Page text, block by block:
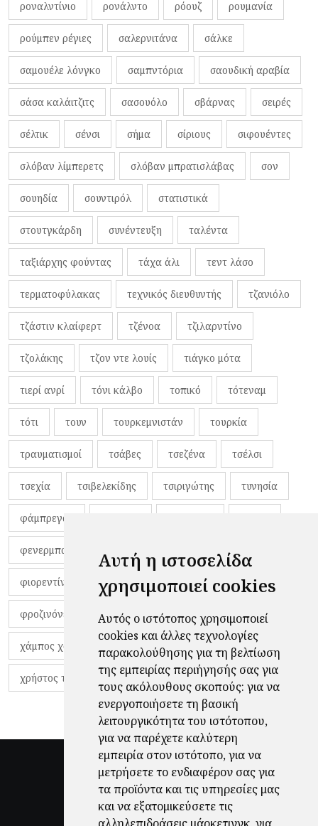
Αυτή η ιστοσελίδα
χρησιμοποιεί cookies
Αυτός ο ιστότοπος χρησιμοποιεί
cookies και άλλες τεχνολογίες
παρακολούθησης για τη βελτίωση
της εμπειρίας περιήγησής σας για
τους ακόλουθους σκοπούς: για να
ενεργοποιήσετε τη βασική
λειτουργικότητα του ιστότοπου,
για να παρέχετε καλύτερη
εμπειρία στον ιστότοπο,για να
μετρήσετε το ενδιαφέρον σας για
τα προϊόντα και τις υπηρεσίες μας
και να εξατομικεύσετε τις
ροναλντίνιο ρονάλντο ρόουζ ρουμανία
ρούμπεν ρέγιες σαλερνιτάνα σάλκε
σαμουέλε λόνγκο σαμπντόρια σαουδική αραβία
σάσα καλάιτζιτς σασουόλο σβάρνας σειρές
σέλτικ σένσι σήμα σίριους σιφουέντες
σλόβαν λίμπερετς σλόβαν μπρατισλάβας σον
σουηδία σουντιρόλ στατιστικά
στουτγκάρδη συνέντευξη ταλέντα
ταξιάρχης φούντας τάχα άλι τεντ λάσο
τερματοφύλακας τεχνικός διευθυντής τζανιόλο
τζάστιν κλαίφερτ τζένοα τζιλαρντίνο
τζολάκης τζον ντε λουίς τιάγκο μότα
τιερί ανρί τόνι κάλβο τοπικό τότεναμ
τότι τουν τουρκεμνιστάν τουρκία
τραυματισμοί τσάβες τσεζένα τσέλσι
τσεχία τσιβελεκίδης τσιριγώτης τυνησία
φάμπρεγας
φενερμπαχτσέ φερνάντο τόρες φίλαθλοι
φιορεντίνα φιρμίνο φρανκ ντε μπουρ
φροζινόνε φωκικός χαβίτο
χάμπος χαραλάμπους χάρι πότερ
χρήστος τζόλης